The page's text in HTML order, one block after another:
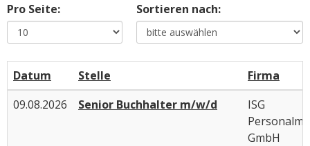
Pro Seite: Sortieren nach:
Datum Stelle
Firma
09.08.2026
Senior Buchhalter m/w/d
ISG
GmbH